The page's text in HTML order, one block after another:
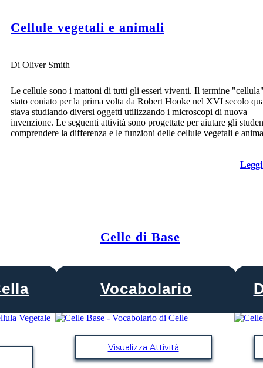
Cellule vegetali e animali
Di Oliver Smith
Le cellule sono i mattoni di tutti gli esseri viventi. Il termine
stato coniato per la prima volta da Robert Hooke nel XVI secolo
stava studiando diversi oggetti utilizzando i microscopi di nuova
invenzione. Le seguenti attività sono progettate per aiutare gli
comprendere la differenza e le funzioni delle cellule vegetali e
Celle di Base
Vocabolario
Visualizza Attività